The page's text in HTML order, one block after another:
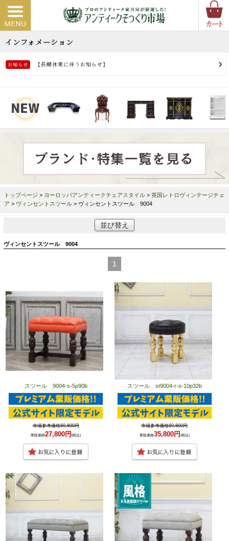
トップページ > ヨーロッパアンティークチェアスタイル > 英国レトロヴィンテージチェ
ア > ヴィンセントスツール > ヴィンセントスツール 9004
並び替え
ヴィンセントスツール 9004
1
スツール 9004-s-5p90b
市場参考価格69,800円
業販価格27,800円(税込)
スツール st9004-r-s-10p32b
市場参考価格69,800円
業販価格35,800円 (税込)